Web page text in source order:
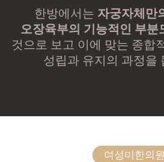
한방에서는 자궁자체만
오장육부의 기능적인 부분
것으로 보고 이에 맞는 종합
성립과 유지의 과정을
여성미한의원